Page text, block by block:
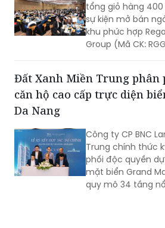
tổng giỏ hàng
sự kiện mở bán
khu phức hợp
Group (Mã CK:
Đất Xanh Miền Trung phân
căn hộ cao cấp trực diện
Da Nang
Công ty CP BNC
Trung chính thức
phối độc quyền
mặt biển Grand
quy mô 34 tầng